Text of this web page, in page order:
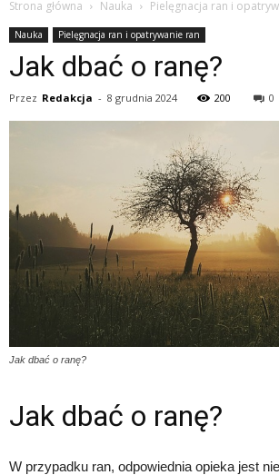
Strona główna Nauka Pielęgnacja ran i
Nauka Pielęgnacja ran i opatrywanie ran
Jak dbać o ranę?
Przez Redakcja - 8 grudnia 2024 200 0
Jak dbać o ranę?
Jak dbać o ranę?
W przypadku ran, odpowiednia opieka jest